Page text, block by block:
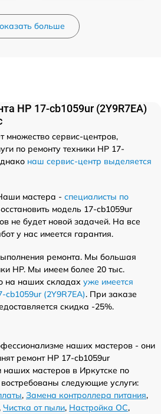
больше
HP 17-cb1059ur (2Y9R7EA)
множество сервис-центров,
по ремонту техники HP 17-
наш сервис-центр выделяется
мастера - специалисты по
модель 17-cb1059ur
не будет новой задачей. На все
у нас имеется гарантия.
ремонта. Мы большая
HP. Мы имеем более 20 тыс.
на наших складах уже имеется
cb1059ur (2Y9R7EA). При заказе
скидка -25%.
наших мастеров - они
ремонт HP 17-cb1059ur
мастеров в Иркутске по
следующие услуги:
, Замена контроллера питания,
Чистка от пыли, Настройка ОС,